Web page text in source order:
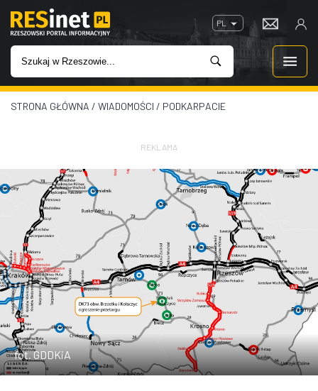
PL
WIADOMOŚCI
IMPREZY
ROZRYWKA
W KINACH
GASTRONOMIA
ZDJĘCIA
W RZESZOWIE
STRONA GŁÓWNA / WIADOMOŚCI / PODKARPACIE
REKLAMA
fot. GDDKiA